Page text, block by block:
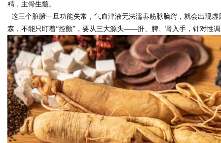
d
精，主骨生髓。
这三个脏腑一旦功能失常，气血津液无法濡养筋脉脑窍，就会出现
森，不能只盯着“控颤”，要从三大源头——肝、脾、肾入手，针对性